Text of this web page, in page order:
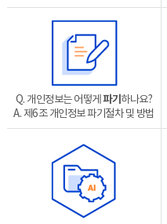
Q. 개인정보는 어떻게파기 하나요?
A. 제6조 개인정보 파기절차 및 방법